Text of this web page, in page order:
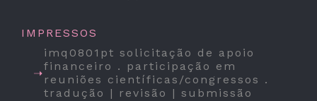
IMPRESSOS
imq0801pt solicitação de apoio
financeiro . participação em
reuniões científicas/congressos .
tradução | revisão | submissão